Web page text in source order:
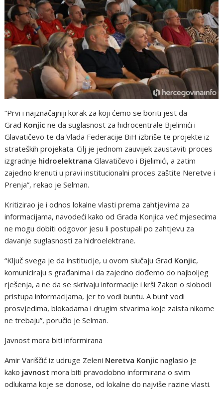
“Prvi i najznačajniji korak za koji ćemo se boriti jest da
Grad Konjic ne da suglasnost za hidrocentrale Bjelimići i
Glavatičevo te da Vlada Federacije BiH izbriše te projekte iz
strateških projekata. Cilj je jednom zauvijek zaustaviti proces
izgradnje hidroelektrana Glavatičevo i Bjelimići, a zatim
zajedno krenuti u pravi institucionalni proces zaštite Neretve i
Prenja”, rekao je Selman.
Kritizirao je i odnos lokalne vlasti prema zahtjevima za
informacijama, navodeći kako od Grada Konjica već mjesecima
ne mogu dobiti odgovor jesu li postupali po zahtjevu za
davanje suglasnosti za hidroelektrane.
“Ključ svega je da institucije, u ovom slučaju Grad Konjic,
komuniciraju s građanima i da zajedno dođemo do najboljeg
rješenja, a ne da se skrivaju informacije i krši Zakon o slobodi
pristupa informacijama, jer to vodi buntu. A bunt vodi
prosvjedima, blokadama i drugim stvarima koje zaista nikome
ne trebaju”, poručio je Selman.
Javnost mora biti informirana
Amir Variščić iz udruge Zeleni Neretva Konjic naglasio je
kako javnost mora biti pravodobno informirana o svim
odlukama koje se donose, od lokalne do najviše razine vlasti.